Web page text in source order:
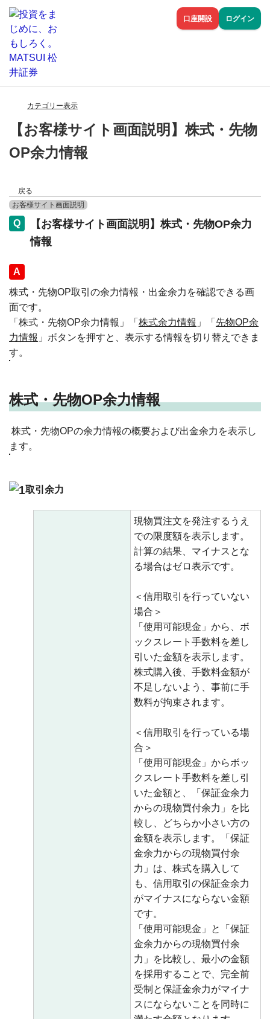
口座開設 ログイン
カテゴリー表示
【お客様サイト画面説明】株式・先物
OP余力情報
戻る
お客様サイト画面説明
【お客様サイト画面説明】株式・先物OP余力
情報
回答
株式・先物OP取引の余力情報・出金余力を確認できる画
面です。
「株式・先物OP余力情報」「 株式余力情報 」「 先物OP余
力情報 」ボタンを押すと、表示する情報を切り替えできま
す。
株式・先物OP余力情報
株式・先物OPの余力情報の概要および出金余力を表示し
ます。
取引余力
現物買注文を発注するうえ
での限度額を表示します。
計算の結果、マイナスとな
る場合はゼロ表示です。
＜信用取引を行っていない
場合＞
「使用可能現金」から、ボ
ックスレート手数料を差し
引いた金額を表示します。
株式購入後、手数料金額が
不足しないよう、事前に手
数料が拘束されます。
＜信用取引を行っている場
合＞
「使用可能現金」からボッ
クスレート手数料を差し引
いた金額と、「保証金余力
からの現物買付余力」を比
較し、どちらか小さい方の
金額を表示します。「保証
金余力からの現物買付余
力」は、株式を購入して
も、信用取引の保証金余力
がマイナスにならない金額
です。
「使用可能現金」と「保証
金余力からの現物買付余
力」を比較し、最小の金額
を採用することで、完全前
受制と保証金余力がマイナ
スにならないことを同時に